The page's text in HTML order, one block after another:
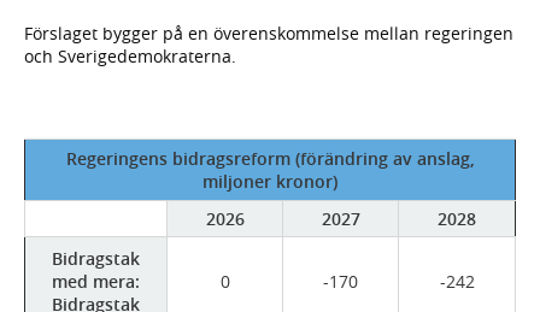
Förslaget bygger på en överenskommelse mellan regeringen
och Sverigedemokraterna.
Regeringens bidragsreform (förändring av anslag,
miljoner kronor)
2026
2027
2028
Bidragstak
med mera:
Bidragstak
0 -170 -242